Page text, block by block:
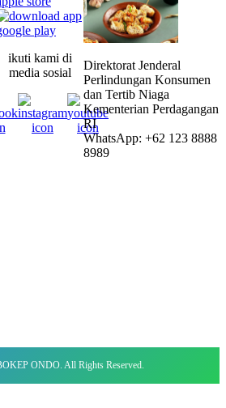
ikuti kami di
media sosial
Direktorat Jenderal
Perlindungan Konsumen
dan Tertib Niaga
Kementerian Perdagangan
RI
WhatsApp: +62 123 8888
8989
ONDO. All Rights Reserved.